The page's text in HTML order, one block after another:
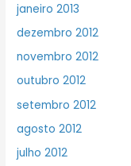
janeiro 2013
dezembro 2012
novembro 2012
outubro 2012
setembro 2012
agosto 2012
julho 2012